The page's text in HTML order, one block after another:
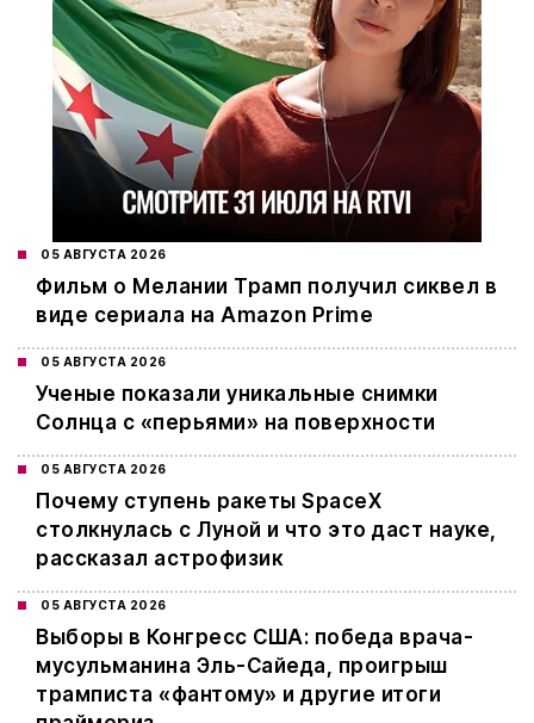
05 АВГУСТА 2026
Фильм о Мелании Трамп получил сиквел в
виде сериала на Amazon Prime
05 АВГУСТА 2026
Ученые показали уникальные снимки
Солнца с «перьями» на поверхности
05 АВГУСТА 2026
Почему ступень ракеты SpaceX
столкнулась с Луной и что это даст науке,
рассказал астрофизик
05 АВГУСТА 2026
Выборы в Конгресс США: победа врача-
мусульманина Эль-Сайеда, проигрыш
трамписта «фантому» и другие итоги